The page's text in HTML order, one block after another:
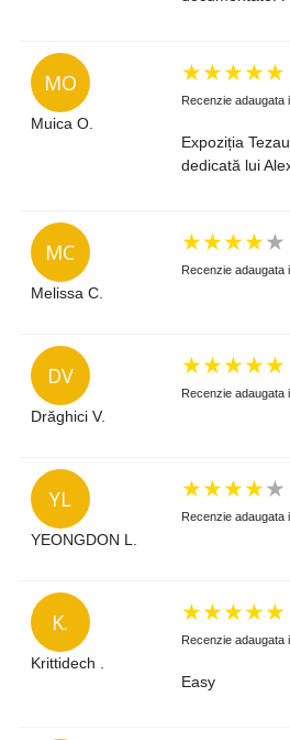
MO
Muica O.
★★★★★
Recenzie adaugata
Expoziția
dedicată lui
MC
Melissa C.
★★★★★
Recenzie adaugata
DV
Drăghici V.
★★★★★
Recenzie adaugata
YL
YEONGDON L.
★★★★★
Recenzie adaugata
K.
Krittidech .
★★★★★
Recenzie adaugata
Easy